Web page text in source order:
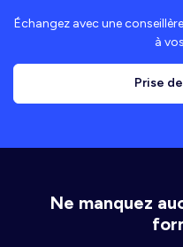
Échangez avec une
à
Prise
Ne manquez